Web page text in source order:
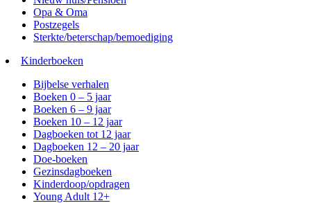
Opa & Oma
Postzegels
Sterkte/beterschap/bemoediging
Kinderboeken
Bijbelse verhalen
Boeken 0 – 5 jaar
Boeken 6 – 9 jaar
Boeken 10 – 12 jaar
Dagboeken tot 12 jaar
Dagboeken 12 – 20 jaar
Doe-boeken
Gezinsdagboeken
Kinderdoop/opdragen
Young Adult 12+